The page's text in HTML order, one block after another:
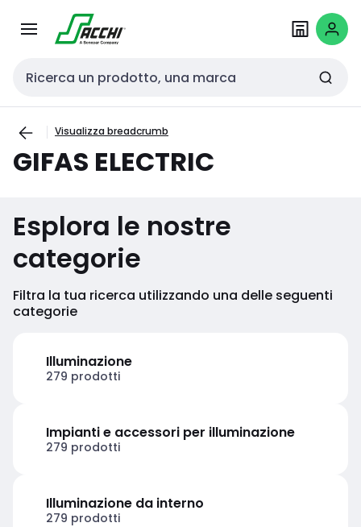
navigazionecontenuto
Cerca input
Visualizza breadcrumb
GIFAS ELECTRIC
Esplora le nostre
categorie
Filtra la tua ricerca utilizzando una delle seguenti
categorie
Illuminazione
279 prodotti
Impianti e accessori per illuminazione
279 prodotti
Illuminazione da interno
279 prodotti